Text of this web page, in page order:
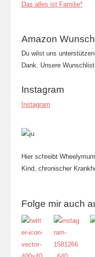
Das alles ist Familie*
Amazon
Du wilst uns
Dank. Unsere
Instagram
Instagram
Hier schreibt
Kind, chronischer
Folge mir auch